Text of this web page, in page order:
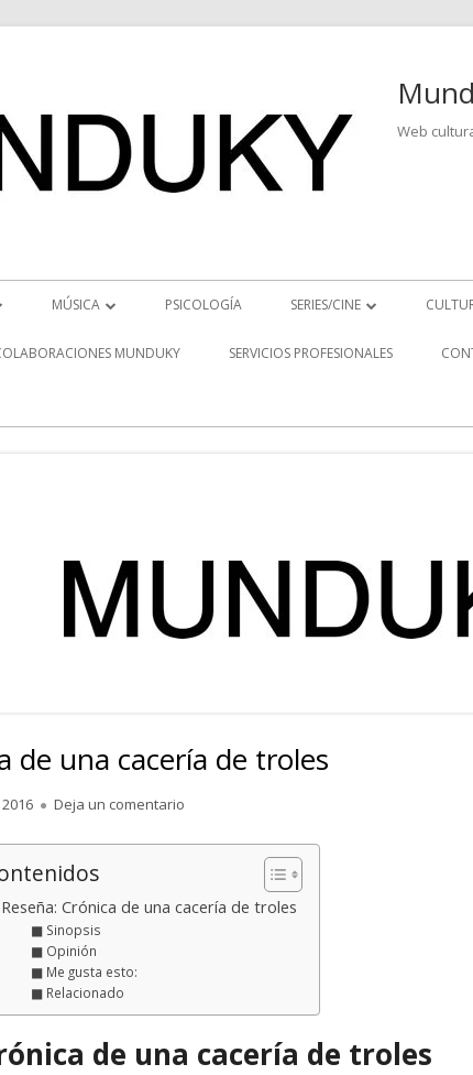
Web
MÚSICA
NOTICIAS MUSICALES
PSICOLOGÍA SERIES/CINE
SERIES
MUNDUKY SERVICIOS PROFESIONALES
de una cacería de troles
Deja un comentario
Reseña: Crónica de una cacería de troles
Sinopsis
Opinión
Me gusta esto:
Relacionado
de una cacería de troles